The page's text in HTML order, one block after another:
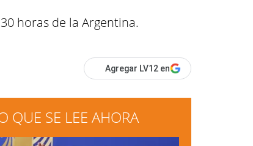
horas de la Argentina.
Agregar LV12 en
QUE SE LEE AHORA